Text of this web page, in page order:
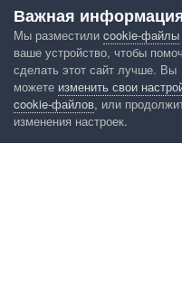
Google рекомендует
Важная
Мы разместили cookie-файлы
ваше устройство, чтобы
сделать этот сайт лучше. Вы
можете изменить свои
cookie-файлов, или
изменения настроек.